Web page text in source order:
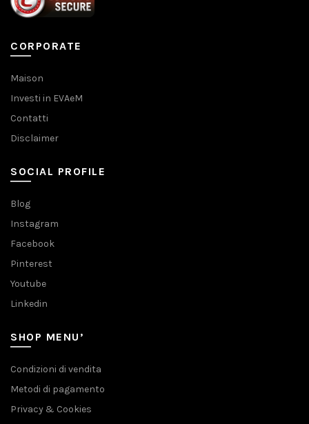
CORPORATE
Maison
Investi in EVAeM
Contatti
Disclaimer
SOCIAL PROFILE
Blog
Instagram
Facebook
Pinterest
Youtube
Linkedin
SHOP MENU’
Condizioni di vendita
Metodi di pagamento
Privacy & Cookies